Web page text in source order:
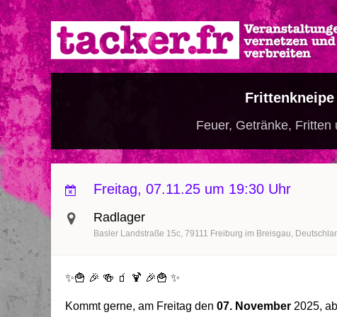
Direkt
zum
Inhalt
Feuer, Getränke,
Freitag, 07.11.25 um 19:30 Uhr
Radlager
Basler Landstraße 15c 79111 Freiburg im Breisgau
✨🍟 🎉 🍻 🧃 🍹 🎉🍟 ✨
Kommt gerne, am Freitag den 07. November 2025, ab